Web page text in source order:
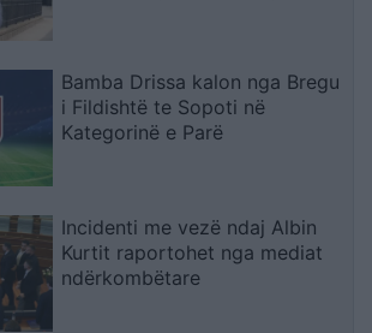
Bamba Drissa kalon nga Bregu
i Fildishtë te Sopoti në
Kategorinë e Parë
Incidenti me vezë ndaj Albin
Kurtit raportohet nga mediat
ndërkombëtare